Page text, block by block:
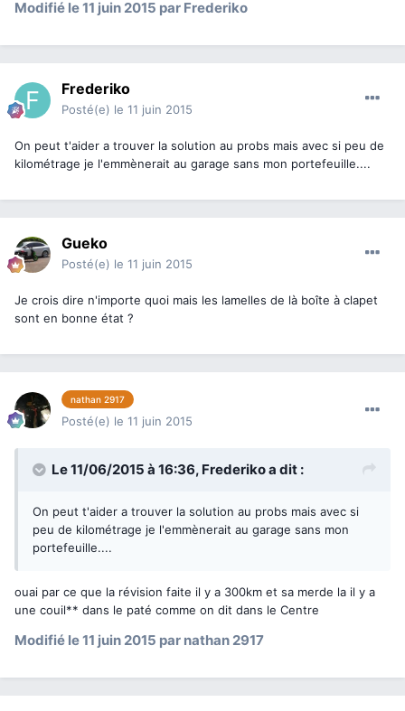
Modifié le 11 juin 2015 par Frederiko
Frederiko
Posté(e) le 11 juin 2015
On peut t'aider a trouver la solution au probs mais avec si peu de
kilométrage je l'emmènerait au garage sans mon portefeuille....
Gueko
Posté(e) le 11 juin 2015
Je crois dire n'importe quoi mais les lamelles de là boîte à clapet
sont en bonne état ?
nathan 2917
Posté(e) le 11 juin 2015
Le 11/06/2015 à 16:36, Frederiko a dit :
On peut t'aider a trouver la solution au probs mais avec si
peu de kilométrage je l'emmènerait au garage sans mon
portefeuille....
ouai par ce que la révision faite il y a 300km et sa merde la il y a
une couil** dans le paté comme on dit dans le Centre
Modifié le 11 juin 2015 par nathan 2917